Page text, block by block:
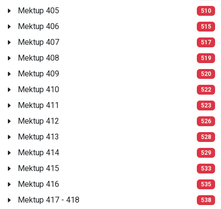
Mektup 405 510
Mektup 406 515
Mektup 407 517
Mektup 408 519
Mektup 409 520
Mektup 410 522
Mektup 411 523
Mektup 412 526
Mektup 413 528
Mektup 414 529
Mektup 415 533
Mektup 416 535
Mektup 417 - 418 538